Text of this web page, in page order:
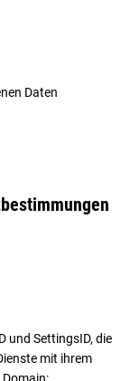
Daten
und SettingsID, die
mit ihrem